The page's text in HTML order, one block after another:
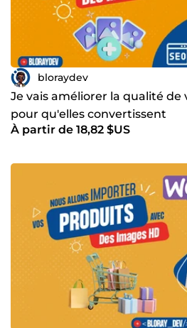
bloraydev
Je vais améliorer la qualité de
pour qu'elles convertissent
À partir de 18,82 $US